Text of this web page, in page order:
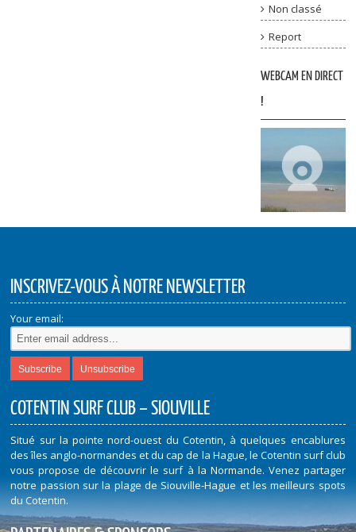
Non classé
Report
WEBCAM EN DIRECT
!
INSCRIVEZ-VOUS À NOTRE NEWSLETTER
Your email:
COTENTIN SURF CLUB – SIOUVILLE
Situé sur la pointe nord-ouest du Cotentin, à quelques encablures
des îles anglo-normandes et du cap de la Hague, le Cotentin surf club
vous propose de découvrir le surf à la Normande. Venez partager
notre passion sur la plage de Siouville-Hague et les meilleurs spots
du Cotentin.